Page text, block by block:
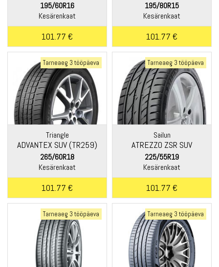
195/60R16
Kesärenkaat
101.77 €
195/80R15
Kesärenkaat
101.77 €
Tarneaeg 3 tööpäeva
Triangle
ADVANTEX SUV (TR259)
265/60R18
Kesärenkaat
101.77 €
Tarneaeg 3 tööpäeva
Sailun
ATREZZO ZSR SUV
225/55R19
Kesärenkaat
101.77 €
Tarneaeg 3 tööpäeva Tarneaeg 3 tööpäeva